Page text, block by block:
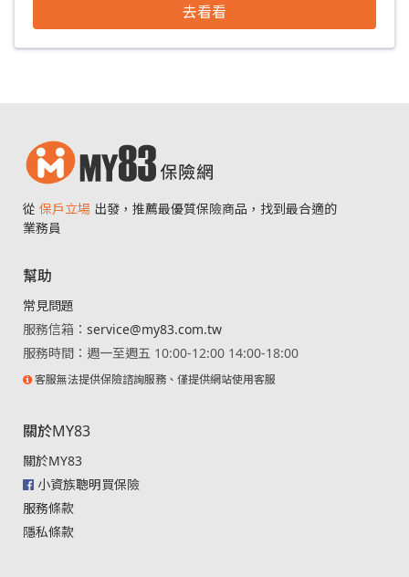
去看看
從 保戶立場 出發，推薦最優質保險商品，找到最合適的
業務員
幫助
常見問題
服務信箱： service@my83.com.tw
服務時間：週一至週五 10:00-12:00 14:00-18:00
客服無法提供保險諮詢服務、僅提供網站使用客服
關於MY83
關於MY83
小資族聰明買保險
服務條款
隱私條款